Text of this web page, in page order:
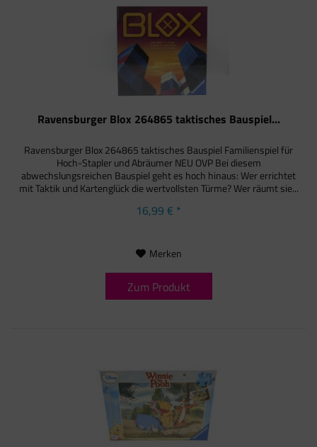
Ravensburger Blox 264865 taktisches Bauspiel...
Ravensburger Blox 264865 taktisches Bauspiel Familienspiel für
Hoch-Stapler und Abräumer NEU OVP Bei diesem
abwechslungsreichen Bauspiel geht es hoch hinaus: Wer errichtet
mit Taktik und Kartenglück die wertvollsten Türme? Wer räumt sie...
16,99 € *
Merken
Zum Produkt